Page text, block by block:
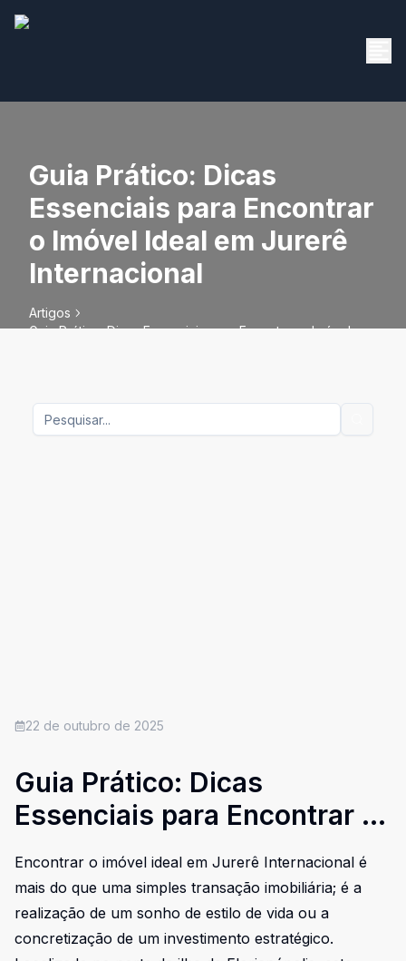
Guia Prático: Dicas
Essenciais para Encontrar
o Imóvel Ideal em Jurerê
Internacional
Artigos
Guia Prático: Dicas Essenciais para Encontrar o Imóvel
22 de outubro de 2025
Guia Prático: Dicas
Essenciais para Encontrar o
Imóvel Ideal em Jurerê
Internacional
Encontrar o imóvel ideal em Jurerê Internacional é
mais do que uma simples transação imobiliária; é a
realização de um sonho de estilo de vida ou a
concretização de um investimento estratégico.